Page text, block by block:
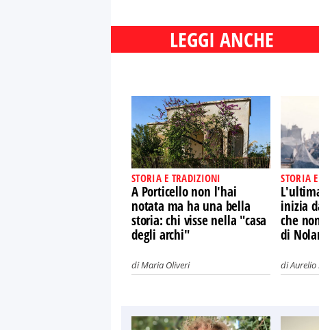
LEGGI ANCHE
STORIA E TRADIZIONI
A Porticello non l'hai
notata ma ha una bella
storia: chi visse nella "casa
degli archi"
diMaria Oliveri
STORIA
inizia
che
di
di